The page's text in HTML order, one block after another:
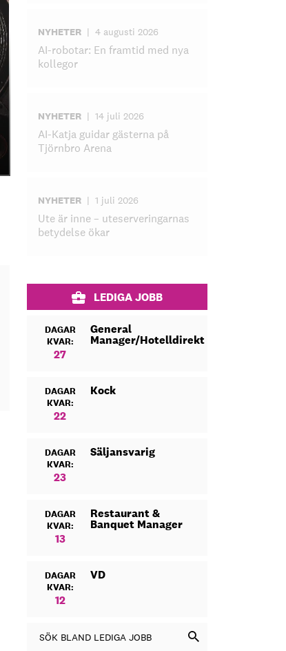
NYHETER | 4 augusti 2026
AI-robotar: En framtid med nya
kollegor
NYHETER | 14 juli 2026
AI-Katja guidar gästerna på
Tjörnbro Arena
NYHETER | 1 juli 2026
Ute är inne – uteserveringarnas
betydelse ökar
LEDIGA JOBB
DAGAR
KVAR:
27
General
Manager/Hotelldirektör
DAGAR
KVAR:
22
Kock
DAGAR
KVAR:
23
Säljansvarig
DAGAR
KVAR:
13
Restaurant &
Banquet Manager
DAGAR
KVAR:
12
VD
SÖK BLAND LEDIGA JOBB